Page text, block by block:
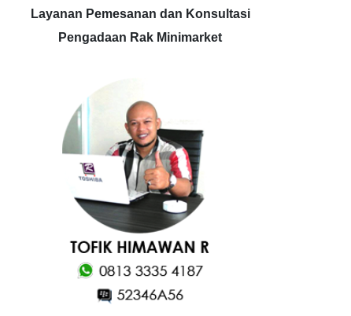
Layanan Pemesanan dan Konsultasi
Pengadaan Rak Minimarket